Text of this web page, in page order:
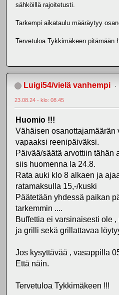
sähköillä rajoitetusti.
Tarkempi aikataulu määräytyy
Tervetuloa Tykkimäkeen pitämään
Luigi54/vielä vanhempi
23.08.24 - klo: 08.45
Huomio !!!
Vähäisen osanottajamäärän
vapaaksi reenipäiväksi.
Päivää/säätä arvottiin tähän
siis huomenna la 24.8.
Rata auki klo 8 alkaen ja
ratamaksulla 15,-/kuski
Päätetään yhdessä paikan
tarkemmin ....
Buffettia ei varsinaisesti ole
ja grilli sekä grillattavaa
Jos kysyttävää , vasappilla
Että näin.
Tervetuloa Tykkimäkeen !!!